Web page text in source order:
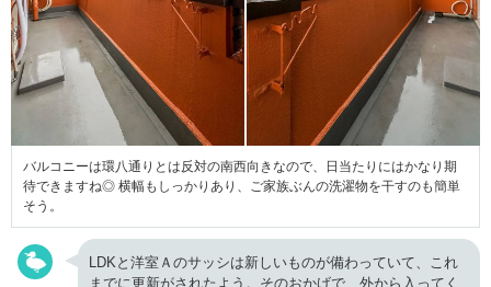
バルコニーは環八通りとは反対の南西向きなので、日当たりにはかなり期
待できますね◎ 横幅もしっかりあり、ご家族ぶんの洗濯物を干すのも簡単
そう。
LDKと洋室Ａのサッシは新しいものが備わっていて、これ
までに更新がされたよう。そのおかげで、外から入ってく